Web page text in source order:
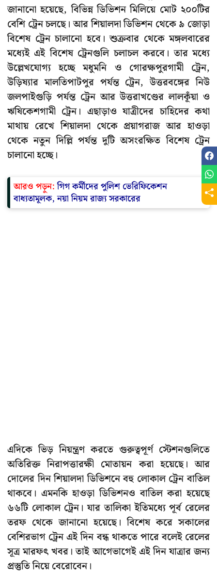
জানানো হয়েছে, বিভিন্ন ডিভিশন মিলিয়ে মোট ২০০টির
বেশি ট্রেন চলছে। আর শিয়ালদা ডিভিশন থেকে ৯ জোড়া
বিশেষ ট্রেন চালানো হবে। শুক্রবার থেকে মঙ্গলবারের
মধ্যেই এই বিশেষ ট্রেনগুলি চলাচল করবে। তার মধ্যে
উল্লেখযোগ্য হচ্ছে মধুমনি ও গোরক্ষপুরগামী ট্রেন,
উড়িষ্যার মালতিপাটপুর পর্যন্ত ট্রেন, উত্তরবঙ্গের নিউ
জলপাইগুড়ি পর্যন্ত ট্রেন আর উত্তরাখণ্ডের লালকূঁয়া ও
ঋষিকেশগামী ট্রেন। এছাড়াও যাত্রীদের চাহিদের কথা
মাথায় রেখে শিয়ালদা থেকে প্রয়াগরাজ আর হাওড়া
থেকে নতুন দিল্লি পর্যন্ত দুটি অসংরক্ষিত বিশেষ ট্রেন
চালানো হচ্ছে।
আরও পড়ুন:গিগ কর্মীদের পুলিশ ভেরিফিকেশন
বাধ্যতামূলক, নয়া নিয়ম রাজ্য সরকারের
এদিকে ভিড় নিয়ন্ত্রণ করতে গুরুত্বপূর্ণ স্টেশনগুলিতে
অতিরিক্ত নিরাপত্তারক্ষী মোতায়ন করা হয়েছে। আর
দোলের দিন শিয়ালদা ডিভিশনে বহু লোকাল ট্রেন বাতিল
থাকবে। এমনকি হাওড়া ডিভিশনও বাতিল করা হয়েছে
৬৬টি লোকাল ট্রেন। যার তালিকা ইতিমধ্যে পূর্ব রেলের
তরফ থেকে জানানো হয়েছে। বিশেষ করে সকালের
বেশিরভাগ ট্রেন এই দিন বন্ধ থাকতে পারে বলেই রেলের
সূত্র মারফৎ খবর। তাই আগেভাগেই এই দিন যাত্রার জন্য
প্রস্তুতি নিয়ে বেরোবেন।